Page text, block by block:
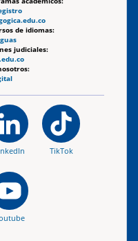
de idiomas:
judiciales:
TikTok